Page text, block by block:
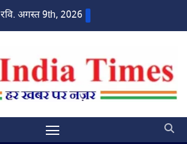
रवि. अगस्त 9th, 2026